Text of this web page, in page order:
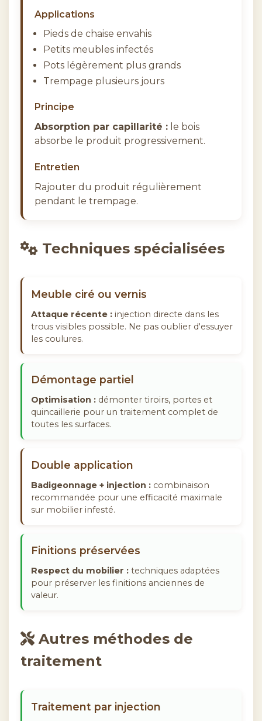
Applications
Pieds de chaise envahis
Petits meubles infectés
Pots légèrement plus grands
Trempage plusieurs jours
Principe
Absorption par capillarité : le bois
absorbe le produit progressivement.
Entretien
Rajouter du produit régulièrement
pendant le trempage.
Techniques spécialisées
Meuble ciré ou vernis
Attaque récente : injection directe dans les
trous visibles possible. Ne pas oublier d'essuyer
les coulures.
Démontage partiel
Optimisation : démonter tiroirs, portes et
quincaillerie pour un traitement complet de
toutes les surfaces.
Double application
Badigeonnage + injection : combinaison
recommandée pour une efficacité maximale
sur mobilier infesté.
Finitions préservées
Respect du mobilier : techniques adaptées
pour préserver les finitions anciennes de
valeur.
Autres méthodes de
traitement
Traitement par injection